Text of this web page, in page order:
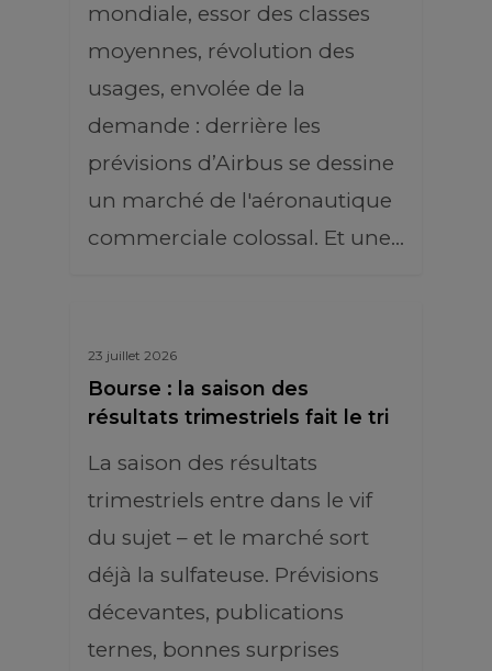
mondiale, essor des classes
moyennes, révolution des
usages, envolée de la
demande : derrière les
prévisions d’Airbus se dessine
un marché de l'aéronautique
commerciale colossal. Et une…
23 juillet 2026
Bourse : la saison des
résultats trimestriels fait le tri
La saison des résultats
trimestriels entre dans le vif
du sujet – et le marché sort
déjà la sulfateuse. Prévisions
décevantes, publications
ternes, bonnes surprises